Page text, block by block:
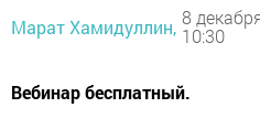
Марат Хамидуллин, 8
10:30
Вебинар бесплатный.